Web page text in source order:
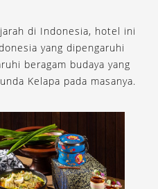
di Indonesia, hotel ini
yang dipengaruhi
beragam budaya yang
Kelapa pada masanya.